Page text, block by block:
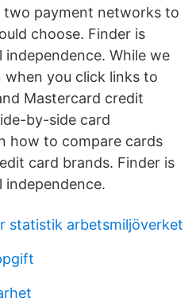
two payment networks to
choose. Finder is
While we
when you click links to
Mastercard credit
by-side card
how to compare cards
card brands. Finder is
statistik arbetsmiljöverket